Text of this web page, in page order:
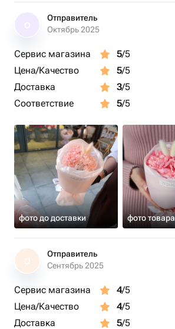
Отправитель
Октябрь 2025
Сервис магазина 5/5
Цена/Качество
5/5
Доставка
3/5
Соответствие
5/5
фото до доставки фото товара
О
Отправитель
Сентябрь 2025
Сервис магазина 4/5
Цена/Качество
4/5
Доставка
5/5